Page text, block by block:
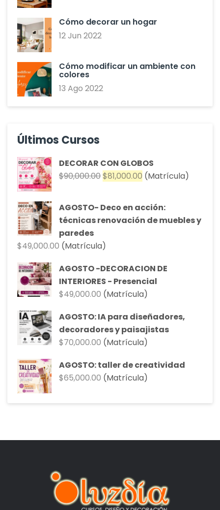
Cómo decorar un hogar
12 Jun 2022
Cómo modificar un ambiente con
colores
13 Ago 2022
Últimos Cursos
DECORAR CON GLOBOS
$90,000.00El
era:
$90,000.00.
$81,000.00 El
actual
es:
$81,000.00.
(Matrícula)
AGOSTO- Deco en acción:
técnicas renovación de muebles y
paredes
$49,000.00 (Matrícula)
AGOSTO -DECORACION DE
INTERIORES - Presencial
$49,000.00 (Matrícula)
AGOSTO: IA para diseñadores,
decoradores y paisajistas
$70,000.00 (Matrícula)
AGOSTO: taller de creatividad
$65,000.00 (Matrícula)